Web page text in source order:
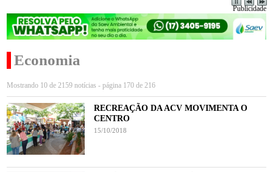
Publicidade
Economia
Mostrando 10 de 2159 notícias - página 170 de 216
RECREAÇÃO DA ACV MOVIMENTA O
CENTRO
15/10/2018